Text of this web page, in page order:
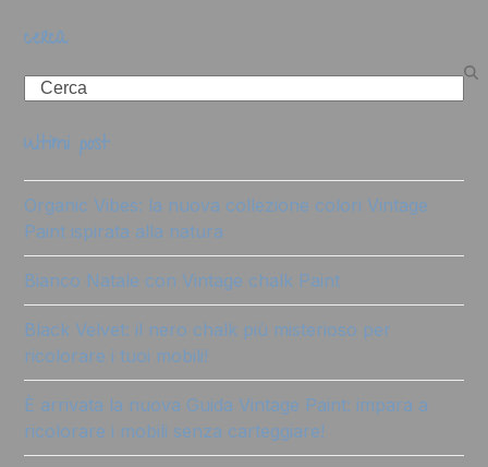
cerca
Search
ultimi post
Organic Vibes: la nuova collezione colori Vintage
Paint ispirata alla natura
Bianco Natale con Vintage chalk Paint
Black Velvet: il nero chalk più misterioso per
ricolorare i tuoi mobili!
È arrivata la nuova Guida Vintage Paint: impara a
ricolorare i mobili senza carteggiare!